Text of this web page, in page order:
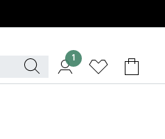
1